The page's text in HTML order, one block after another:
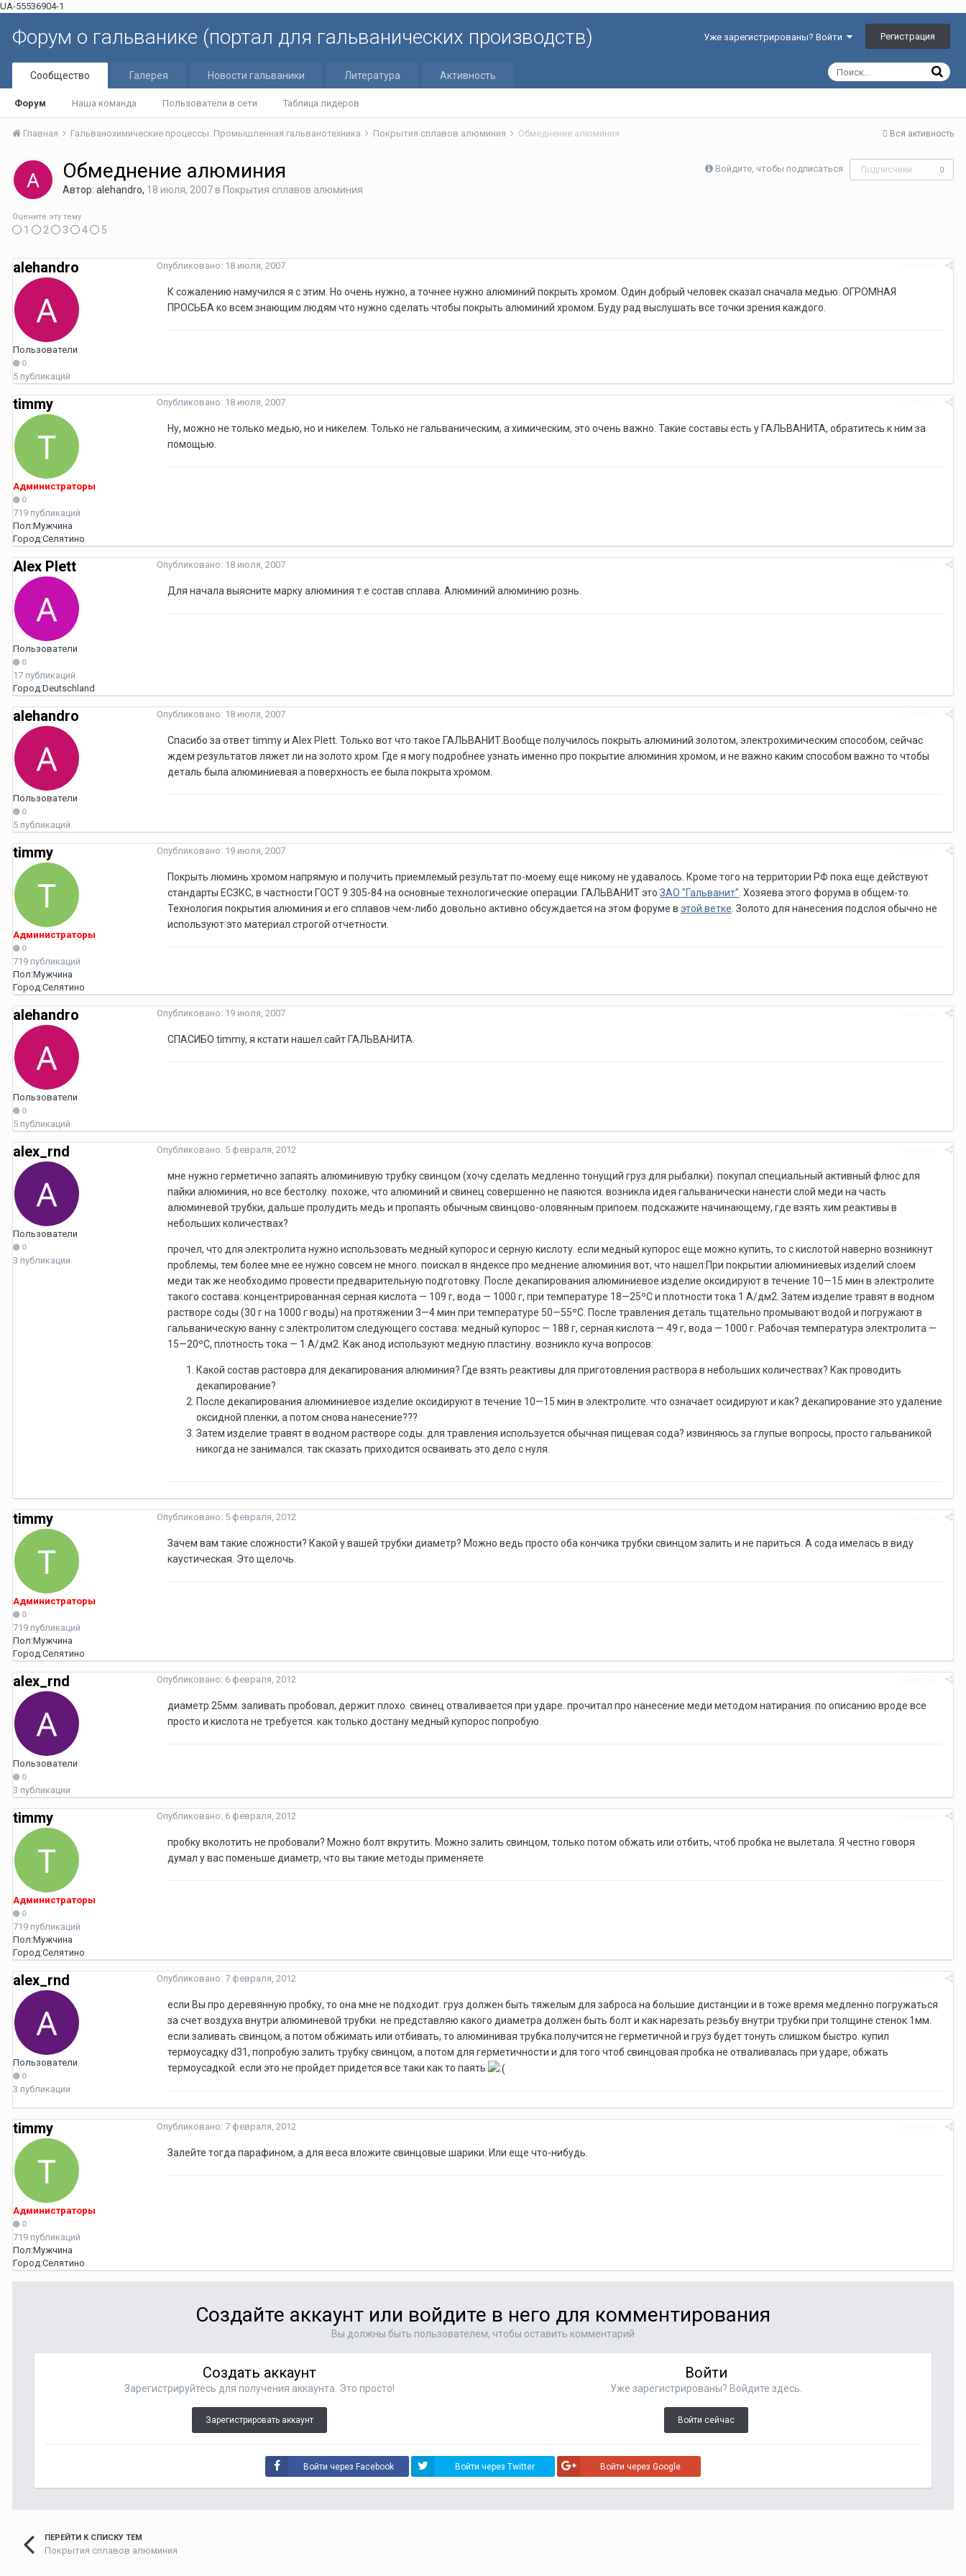
UA-55536904-1
Форум о гальванике (портал для гальванических производств) Уже зарегистрированы? Войти Регистрация
Сообщество
Форум Наша команда Пользователи в сети Таблица лидеров
Галерея Новости гальваники Литература Активность
Вся активность
Главная Гальванохимические процессы. Промышленная гальванотехника Покрытия сплавов алюминия Обмеднение алюминия
Войдите, чтобы подписаться Подписчики 0
Обмеднение алюминия
Автор: alehandro, 18 июля, 2007в Покрытия сплавов алюминия
Оцените эту тему
1 2 3 4 5
alehandro
Пользователи
0
5 публикаций
Опубликовано: 18 июля, 2007
К сожалению намучился я с этим. Но очень нужно, а точнее нужно алюминий покрыть хромом. Один добрый человек сказал сначала медью. ОГРОМНАЯ
ПРОСЬБА ко всем знающим людям что нужно сделать чтобы покрыть алюминий хромом. Буду рад выслушать все точки зрения каждого.
timmy
Администраторы
0
719 публикаций
Пол:Мужчина
Город:Селятино
Опубликовано: 18 июля, 2007
Ну, можно не только медью, но и никелем. Только не гальваническим, а химическим, это очень важно. Такие составы есть у ГАЛЬВАНИТА, обратитесь к ним за
помощью.
Alex Plett
Пользователи
0
17 публикаций
Город:Deutschland
Опубликовано: 18 июля, 2007
Для начала выясните марку алюминия т.е состав сплава. Алюминий алюминию рознь.
alehandro
Пользователи
0
5 публикаций
Опубликовано: 18 июля, 2007
Спасибо за ответ timmy и Alex Plett. Только вот что такое ГАЛЬВАНИТ.Вообще получилось покрыть алюминий золотом, электрохимическим способом, сейчас
ждем результатов ляжет ли на золото хром. Где я могу подробнее узнать именно про покрытие алюминия хромом, и не важно каким способом важно то чтобы
деталь была алюминиевая а поверхность ее была покрыта хромом.
timmy
Администраторы
0
719 публикаций
Пол:Мужчина
Город:Селятино
Опубликовано: 19 июля, 2007
Покрыть люминь хромом напрямую и получить приемлемый результат по-моему еще никому не удавалось. Кроме того на территории РФ пока еще действуют
стандарты ЕСЗКС, в частности ГОСТ 9.305-84 на основные технологические операции. ГАЛЬВАНИТ это ЗАО "Гальванит" . Хозяева этого форума в общем-то.
Технология покрытия алюминия и его сплавов чем-либо довольно активно обсуждается на этом форуме в этой ветке . Золото для нанесения подслоя обычно не
используют это материал строгой отчетности.
alehandro
Пользователи
0
5 публикаций
Опубликовано: 19 июля, 2007
СПАСИБО timmy, я кстати нашел сайт ГАЛЬВАНИТА.
alex_rnd
Пользователи
0
3 публикации
Опубликовано: 5 февраля, 2012
мне нужно герметично запаять алюминивую трубку свинцом (хочу сделать медленно тонущий груз для рыбалки). покупал специальный активный флюс для
пайки алюминия, но все бестолку. похоже, что алюминий и свинец совершенно не паяются. возникла идея гальванически нанести слой меди на часть
алюминевой трубки, дальше пролудить медь и пропаять обычным свинцово-оловянным припоем. подскажите начинающему, где взять хим реактивы в
небольших количествах?
прочел, что для электролита нужно использовать медный купорос и серную кислоту. если медный купорос еще можно купить, то с кислотой наверно возникнут
проблемы, тем более мне ее нужно совсем не много. поискал в яндексе про меднение алюминия вот, что нашел:При покрытии алюминиевых изделий слоем
меди так же необходимо провести предварительную подготовку. После декапирования алюминиевое изделие оксидируют в течение 10—15 мин в электролите
такого состава: концентрированная серная кислота — 109 г, вода — 1000 г, при температуре 18—25ºС и плотности тока 1 А/дм2. Затем изделие травят в водном
растворе соды (30 г на 1000 г воды) на протяжении 3—4 мин при температуре 50—55ºС. После травления деталь тщательно промывают водой и погружают в
гальваническую ванну с электролитом следующего состава: медный купорос — 188 г, серная кислота — 49 г, вода — 1000 г. Рабочая температура электролита —
15—20ºС, плотность тока — 1 А/дм2. Как анод используют медную пластину. возникло куча вопросов:
Какой состав растовра для декапирования алюминия? Где взять реактивы для приготовления раствора в небольших количествах? Как проводить
декапирование?
После декапирования алюминиевое изделие оксидируют в течение 10—15 мин в электролите. что означает осидируют и как? декапирование это удаление
оксидной пленки, а потом снова нанесение???
Затем изделие травят в водном растворе соды. для травления используется обычная пищевая сода? извиняюсь за глупые вопросы, просто гальваникой
никогда не занимался. так сказать приходится осваивать это дело с нуля.
timmy
Администраторы
0
719 публикаций
Пол:Мужчина
Город:Селятино
Опубликовано: 5 февраля, 2012
Зачем вам такие сложности? Какой у вашей трубки диаметр? Можно ведь просто оба кончика трубки свинцом залить и не париться. А сода имелась в виду
каустическая. Это щелочь.
alex_rnd
Пользователи
0
3 публикации
Опубликовано: 6 февраля, 2012
диаметр 25мм. заливать пробовал, держит плохо. свинец отваливается при ударе. прочитал про нанесение меди методом натирания. по описанию вроде все
просто и кислота не требуется. как только достану медный купорос попробую.
timmy
Администраторы
0
719 публикаций
Пол:Мужчина
Город:Селятино
Опубликовано: 6 февраля, 2012
пробку вколотить не пробовали? Можно болт вкрутить. Можно залить свинцом, только потом обжать или отбить, чтоб пробка не вылетала. Я честно говоря
думал у вас поменьше диаметр, что вы такие методы применяете
alex_rnd
Пользователи
0
3 публикации
Опубликовано: 7 февраля, 2012
если Вы про деревянную пробку, то она мне не подходит. груз должен быть тяжелым для заброса на большие дистанции и в тоже время медленно погружаться
за счет воздуха внутри алюминевой трубки. не представляю какого диаметра должен быть болт и как нарезать резьбу внутри трубки при толщине стенок 1мм.
если заливать свинцом, а потом обжимать или отбивать, то алюминивая трубка получится не герметичной и груз будет тонуть слишком быстро. купил
термоусадку d31, попробую залить трубку свинцом, а потом для герметичности и для того чтоб свинцовая пробка не отваливалась при ударе, обжать
термоусадкой. если это не пройдет придется все таки как то паять
timmy
Администраторы
0
719 публикаций
Пол:Мужчина
Город:Селятино
Опубликовано: 7 февраля, 2012
Залейте тогда парафином, а для веса вложите свинцовые шарики. Или еще что-нибудь.
Создайте аккаунт или войдите в него для комментирования
Вы должны быть пользователем, чтобы оставить комментарий
Создать аккаунт
Зарегистрируйтесь для получения аккаунта. Это просто!
Зарегистрировать аккаунт
Войти
Уже зарегистрированы? Войдите здесь.
Войти сейчас
Войти через Facebook Войти через Twitter Войти через Google
ПЕРЕЙТИ К СПИСКУ ТЕМ
Покрытия сплавов алюминия